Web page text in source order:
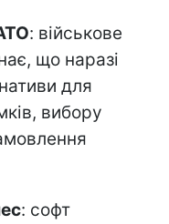
: військове
що наразі
для
вибору
: софт